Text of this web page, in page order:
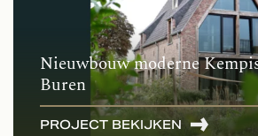
Nieuwbouw moderne
Buren
PROJECT BEKIJKEN